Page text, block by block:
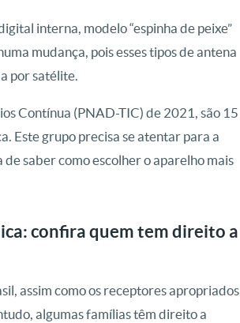
interna, modelo “espinha de peixe”
mudança, pois esses tipos de antena
por satélite.
Contínua (PNAD-TIC) de 2021, são 15
Este grupo precisa se atentar para a
saber como escolher o aparelho mais
confira quem tem direito a
assim como os receptores apropriados
algumas famílias têm direito a